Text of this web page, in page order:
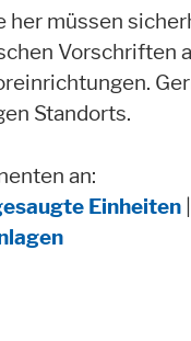
her müssen
Vorschriften
Standorts.
an:
Einheiten
oder ähnliche